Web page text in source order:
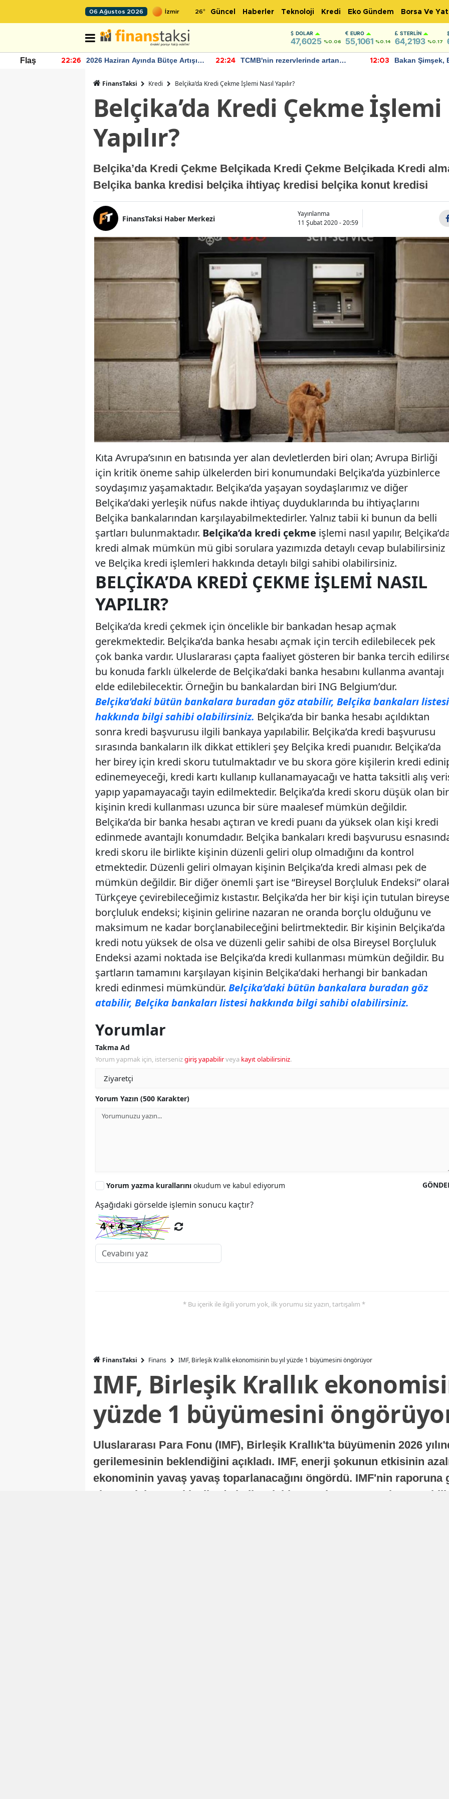
06 Ağustos 2026 26° Güncel Haberler Teknoloji Kredi Eko Gündem Borsa Ve
DOLAR
47,6025 %0.06
EURO
55,1061 %0.14
STERLIN
64,2193 %0.17
Flaş 22:26
2026 Haziran Ayında Bütçe Artışı
22:24
TCMB'nin rezervlerinde artan
12:03
Bakan Şimşek,
FinansTaksi Kredi Belçika’da Kredi Çekme İşlemi Nasıl Yapılır?
Belçika’da Kredi Çekme İşlemi
Yapılır?
Belçika’da Kredi Çekme Belçikada Kredi Çekme Belçikada Kredi
Belçika banka kredisi belçika ihtiyaç kredisi belçika konut kredisi
FinansTaksi Haber Merkezi
Yayınlanma
11 Şubat 2020 - 20:59
Kıta Avrupa’sının en batısında yer alan devletlerden biri olan; Avrupa Birliği
için kritik öneme sahip ülkelerden biri konumundaki Belçika’da yüzbinlerce
soydaşımız yaşamaktadır. Belçika’da yaşayan soydaşlarımız ve diğer
Belçika’daki yerleşik nüfus nakde ihtiyaç duyduklarında bu ihtiyaçlarını
Belçika bankalarından karşılayabilmektedirler. Yalnız tabii ki bunun da belli
şartları bulunmaktadır. Belçika’da kredi çekme işlemi nasıl yapılır,
kredi almak mümkün mü gibi sorulara yazımızda detaylı cevap bulabilirsiniz
ve Belçika kredi işlemleri hakkında detaylı bilgi sahibi olabilirsiniz.
BELÇIKA’DA KREDI ÇEKME İŞLEMI NASIL
YAPILIR?
Belçika’da kredi çekmek için öncelikle bir bankadan hesap açmak
gerekmektedir. Belçika’da banka hesabı açmak için tercih edilebilecek pek
çok banka vardır. Uluslararası çapta faaliyet gösteren bir banka tercih
bu konuda farklı ülkelerde de Belçika’daki banka hesabını kullanma avantajı
elde edilebilecektir. Örneğin bu bankalardan biri ING Belgium’dur.
Belçika’daki bütün bankalara buradan göz atabilir, Belçika bankaları listesi
hakkında bilgi sahibi olabilirsiniz. Belçika’da bir banka hesabı açıldıktan
sonra kredi başvurusu ilgili bankaya yapılabilir. Belçika’da kredi başvurusu
sırasında bankaların ilk dikkat ettikleri şey Belçika kredi puanıdır. Belçika’da
her birey için kredi skoru tutulmaktadır ve bu skora göre kişilerin kredi
edinemeyeceği, kredi kartı kullanıp kullanamayacağı ve hatta taksitli alış
yapıp yapamayacağı tayin edilmektedir. Belçika’da kredi skoru düşük olan bir
kişinin kredi kullanması uzunca bir süre maalesef mümkün değildir.
Belçika’da bir banka hesabı açtıran ve kredi puanı da yüksek olan kişi kredi
edinmede avantajlı konumdadır. Belçika bankaları kredi başvurusu
kredi skoru ile birlikte kişinin düzenli geliri olup olmadığını da kontrol
etmektedir. Düzenli geliri olmayan kişinin Belçika’da kredi alması pek de
mümkün değildir. Bir diğer önemli şart ise “Bireysel Borçluluk Endeksi”
Türkçeye çevirebileceğimiz kıstastır. Belçika’da her bir kişi için tutulan
borçluluk endeksi; kişinin gelirine nazaran ne oranda borçlu olduğunu ve
maksimum ne kadar borçlanabileceğini belirtmektedir. Bir kişinin Belçika’da
kredi notu yüksek de olsa ve düzenli gelir sahibi de olsa Bireysel Borçluluk
Endeksi azami noktada ise Belçika’da kredi kullanması mümkün değildir. Bu
şartların tamamını karşılayan kişinin Belçika’daki herhangi bir bankadan
kredi edinmesi mümkündür. Belçika’daki bütün bankalara buradan göz
atabilir, Belçika bankaları listesi hakkında bilgi sahibi olabilirsiniz.
Yorumlar
Takma Ad
Yorum yapmak için, istersenizgiriş yapabilirveya kayıt olabilirsiniz.
Yorum Yazın (500 Karakter)
Yorum yazma kurallarını okudum ve kabul ediyorum
Aşağıdaki görselde işlemin sonucu kaçtır?
* Bu içerik ile ilgili yorum yok, ilk yorumu siz yazın, tartışalım *
FinansTaksi Finans IMF, Birleşik Krallık ekonomisinin bu yıl yüzde 1 büyümesini öngörüyor
IMF, Birleşik Krallık
yüzde 1 büyümesini
Uluslararası Para Fonu (IMF), Birleşik Krallık'ta büyümenin 2026
gerilemesinin beklendiğini açıkladı. IMF, enerji şokunun etkisinin
ekonominin yavaş yavaş toparlanacağını öngördü. IMF'nin raporuna
ekonomisi, sonraki yıllarda istikrarlı bir toparlanma süreci